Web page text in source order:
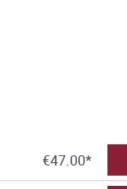
€47.00*